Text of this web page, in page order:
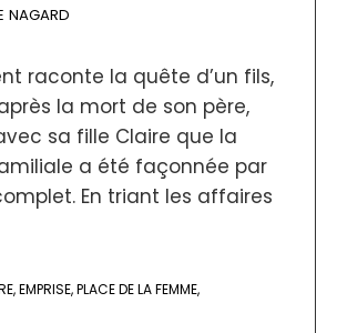
NAGARD
raconte la quête d’un fils,
la mort de son père,
sa fille Claire que la
a été façonnée par
En triant les affaires
,EMPRISE,PLACE DE LA FEMME,